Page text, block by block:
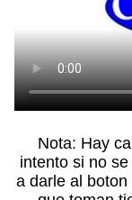
Nota: Hay
intento si no
a darle al